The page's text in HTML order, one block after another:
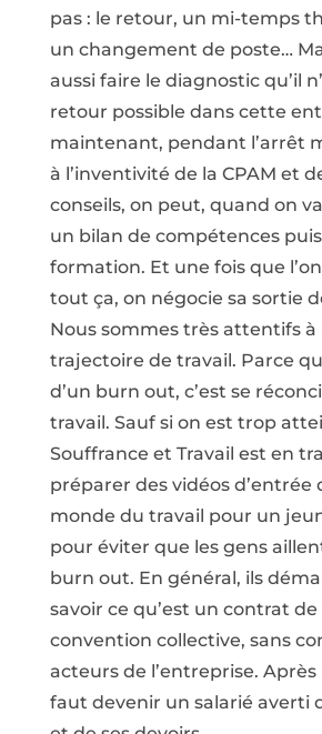
pas : le retour, un mi-temps
un changement de poste…
aussi faire le diagnostic qu’il
retour possible dans cette
maintenant, pendant l’arrêt
à l’inventivité de la CPAM et
conseils, on peut, quand on
un bilan de compétences
formation. Et une fois que
tout ça, on négocie sa sortie
Nous sommes très attentifs à
trajectoire de travail. Parce
d’un burn out, c’est se
travail. Sauf si on est trop
Souffrance et Travail est en
préparer des vidéos d’entrée
monde du travail pour un
pour éviter que les gens
burn out. En général, ils
savoir ce qu’est un contrat
convention collective, sans
acteurs de l’entreprise.
faut devenir un salarié averti